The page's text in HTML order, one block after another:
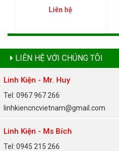
Liên hệ
LIÊN HỆ VỚI CHÚNG TÔI
Linh Kiện - Mr. Huy
Tel: 0967 967 266
linhkiencncvietnam@gmail.com
Linh Kiện - Ms Bích
Tel: 0945 215 266